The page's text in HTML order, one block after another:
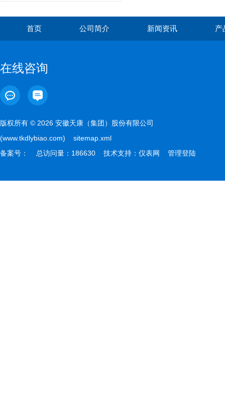
首页 公司简介 新闻资讯 产
在线咨询
版权所有 © 2026 安徽天康（集团）股份有限公司
(www.tkdlybiao.com) sitemap.xml
备案号：
总访问量：186630 技术支持： 仪表网 管理登陆